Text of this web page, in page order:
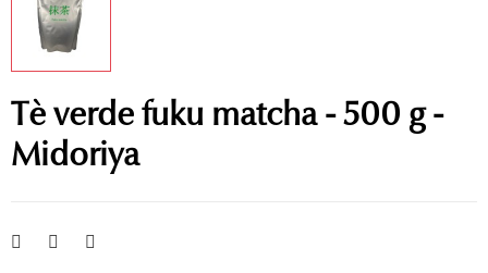
Tè verde fuku matcha - 500 g -
Midoriya